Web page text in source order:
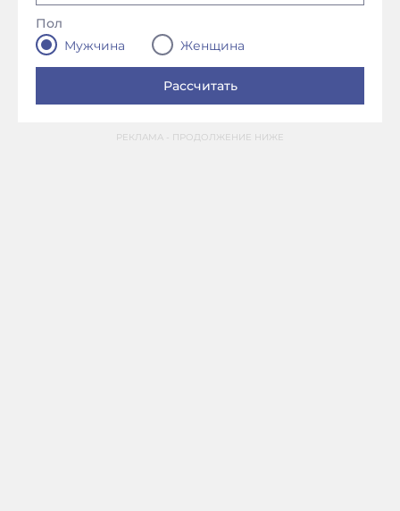
Пол
Мужчина
Женщина
РЕКЛАМА - ПРОДОЛЖЕНИЕ НИЖЕ